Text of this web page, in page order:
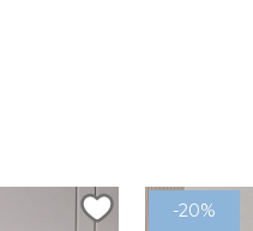
-20%